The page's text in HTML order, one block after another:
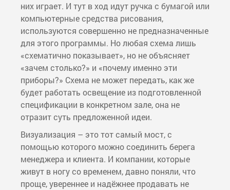
них играет. И тут в ход идут ручка с бумагой или
компьютерные средства рисования,
используются совершенно не предназначенные
для этого программы. Но любая схема лишь
«схематично показывает», но не объясняет
«зачем столько?» и «почему именно эти
приборы?» Схема не может передать, как же
будет работать освещение из подготовленной
спецификации в конкретном зале, она не
отразит суть предложенной идеи.
Визуализация – это тот самый мост, с
помощью которого можно соединить берега
менеджера и клиента. И компании, которые
живут в ногу со временем, давно поняли, что
проще, увереннее и надёжнее продавать не